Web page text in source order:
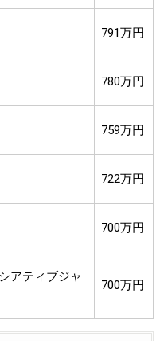
791万円
780万円
759万円
722万円
700万円
アティブジャ
700万円